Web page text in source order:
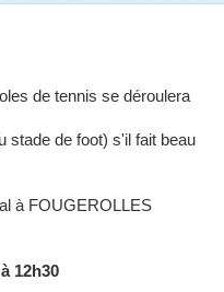
de tennis se déroulera
stade de foot) s'il fait beau
à FOUGEROLLES
12h30